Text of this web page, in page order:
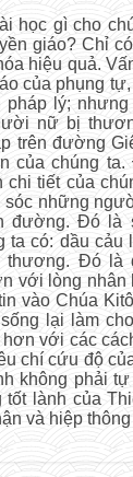
học gì cho
giáo? Chỉ
hiệu quả.
của phụng
lý;
nữ bị
trên đường
của chúng
tiết của
sóc những
đường. Đó là
ta có: dầu cảu
thương. Đó là
với lòng nhân
vào Chúa
lại làm
với các
chí cứu độ
không phải tự
tốt lành của
và hiệp